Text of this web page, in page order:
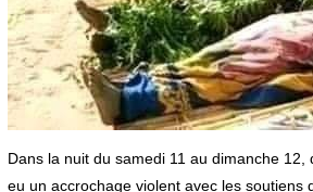
Dans la nuit du samedi 11 au dimanche 12,
eu un accrochage violent avec les soutiens